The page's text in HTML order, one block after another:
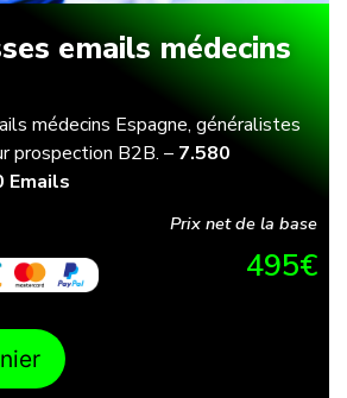
emails médecins
médecins Espagne, généralistes
prospection B2B. – 7.580
Emails
Prix net de la base
495€